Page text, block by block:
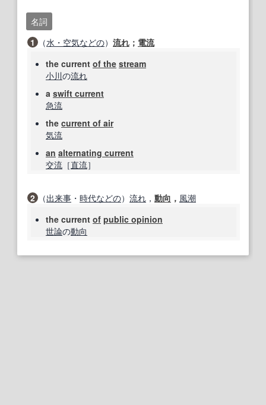
名詞
1
（水・空気などの） 流れ ； 電流
the current of the stream
小川の流れ
a swift current
急流
the current of air
気流
an alternating current
交流 ［直流］
2 （出来事 ・ 時代などの） 流れ ， 動向 ， 風潮
the current of public opinion
世論の動向